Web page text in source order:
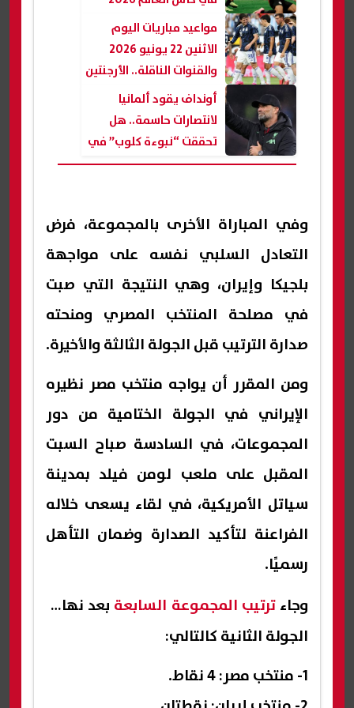
مواعيد مباريات اليوم
الاثنين 22 يونيو 2026
والقنوات الناقلة.. الأرجنتين
تواجه النمسا وفرنسا في
اختبار صعب
أونداف يقود ألمانيا
لانتصارات حاسمة.. هل
تحققت “نبوءة كلوب” في
كأس العالم؟
وفي المباراة الأخرى بالمجموعة، فرض
التعادل السلبي نفسه على مواجهة
بلجيكا وإيران، وهي النتيجة التي صبت
في مصلحة المنتخب المصري ومنحته
صدارة الترتيب قبل الجولة الثالثة والأخيرة.
ومن المقرر أن يواجه منتخب مصر نظيره
الإيراني في الجولة الختامية من دور
المجموعات، في السادسة صباح السبت
المقبل على ملعب لومن فيلد بمدينة
سياتل الأمريكية، في لقاء يسعى خلاله
الفراعنة لتأكيد الصدارة وضمان التأهل
رسميًا.
وجاءترتيب المجموعة السابعة بعد نهاية
الجولة الثانية كالتالي:
1- منتخب مصر: 4 نقاط.